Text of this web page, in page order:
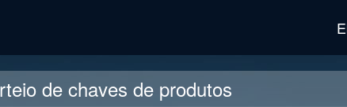
de chaves de produtos